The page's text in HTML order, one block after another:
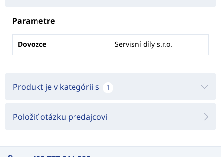
Parametre
Dovozce Servisní díly s.r.o.
Produkt je v kategórii s 1
Položiť otázku predajcovi